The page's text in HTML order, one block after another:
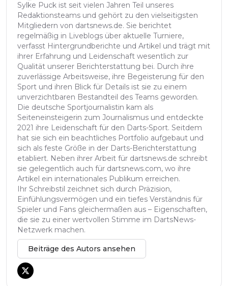
Sylke Puck ist seit vielen Jahren Teil unseres
Redaktionsteams und gehört zu den vielseitigsten
Mitgliedern von dartsnews.de. Sie berichtet
regelmäßig in Liveblogs über aktuelle Turniere,
verfasst Hintergrundberichte und Artikel und trägt mit
ihrer Erfahrung und Leidenschaft wesentlich zur
Qualität unserer Berichterstattung bei. Durch ihre
zuverlässige Arbeitsweise, ihre Begeisterung für den
Sport und ihren Blick für Details ist sie zu einem
unverzichtbaren Bestandteil des Teams geworden.
Die deutsche Sportjournalistin kam als
Seiteneinsteigerin zum Journalismus und entdeckte
2021 ihre Leidenschaft für den Darts-Sport. Seitdem
hat sie sich ein beachtliches Portfolio aufgebaut und
sich als feste Größe in der Darts-Berichterstattung
etabliert. Neben ihrer Arbeit für dartsnews.de schreibt
sie gelegentlich auch für dartsnews.com, wo ihre
Artikel ein internationales Publikum erreichen.
Ihr Schreibstil zeichnet sich durch Präzision,
Einfühlungsvermögen und ein tiefes Verständnis für
Spieler und Fans gleichermaßen aus – Eigenschaften,
die sie zu einer wertvollen Stimme im DartsNews-
Netzwerk machen.
Beiträge des Autors ansehen